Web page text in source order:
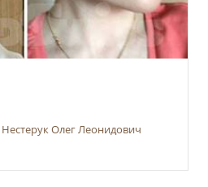
Нестерук Олег Леонидович